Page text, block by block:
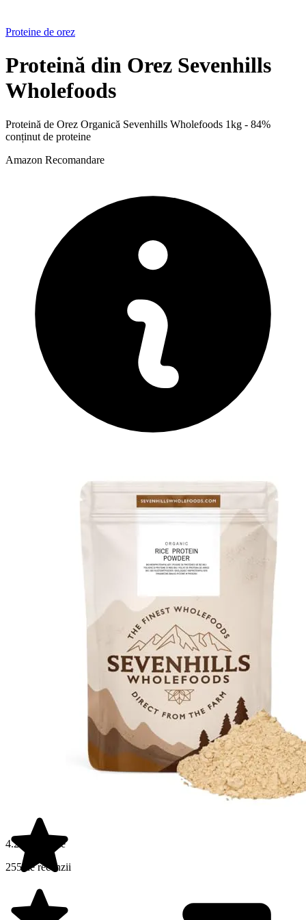
Proteine de orez
Proteină din Orez Sevenhills
Wholefoods
Proteină de Orez Organică Sevenhills Wholefoods 1kg - 84%
conținut de proteine
Amazon Recomandare
4.2 din 5 stele
255 de recenzii